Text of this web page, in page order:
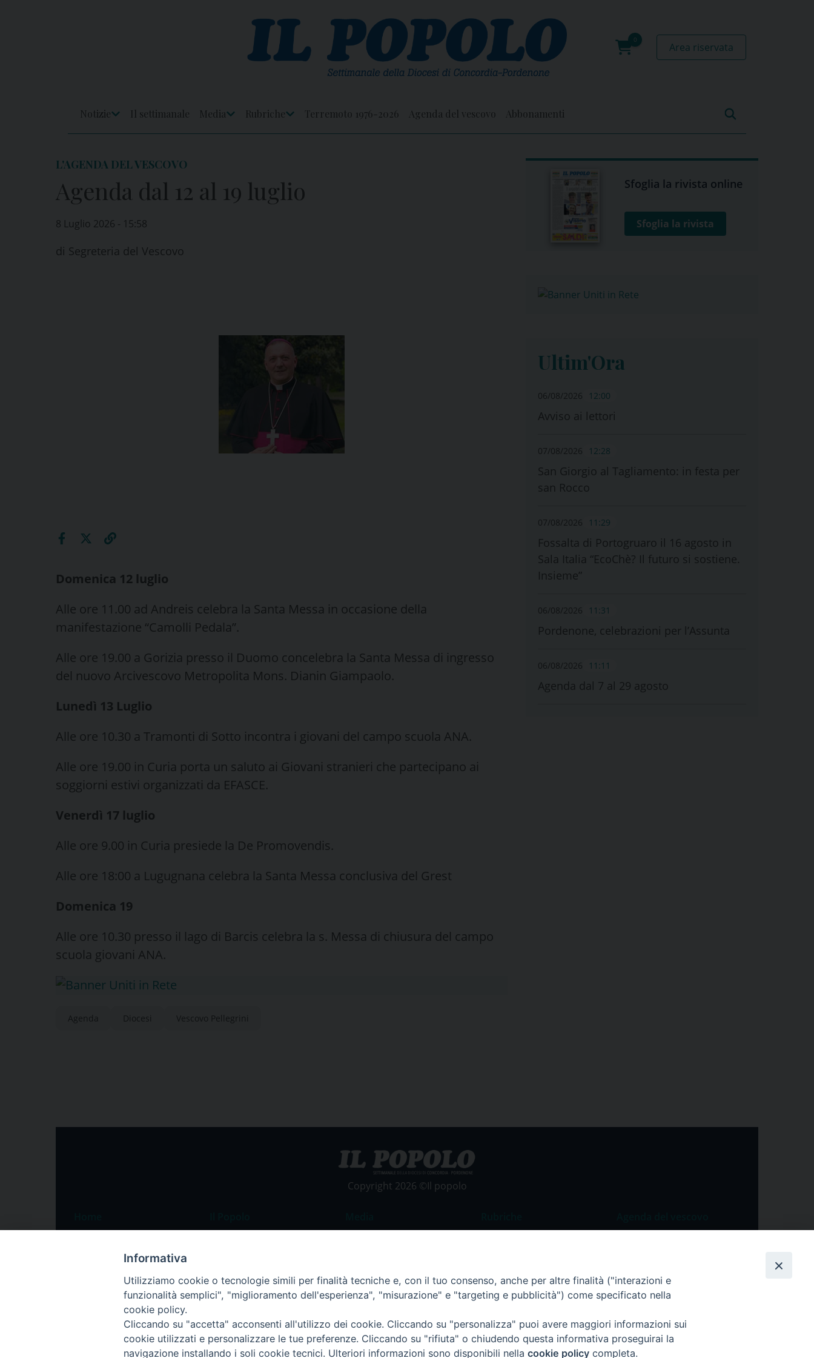
0
Area riservata
Notizie
Il settimanale
Media
Rubriche
Terremoto 1976-2026 Agenda del vescovo Abbonamenti
L'AGENDA DEL VESCOVO
Agenda dal 12 al 19 luglio
8 Luglio 2026 - 15:58
di Segreteria del Vescovo
Domenica 12 luglio
Alle ore 11.00 ad Andreis celebra la Santa Messa in occasione della
manifestazione “Camolli Pedala”.
Alle ore 19.00 a Gorizia presso il Duomo concelebra la Santa Messa di ingresso
del nuovo Arcivescovo Metropolita Mons. Dianin Giampaolo.
Lunedì 13 Luglio
Alle ore 10.30 a Tramonti di Sotto incontra i giovani del campo scuola ANA.
Alle ore 19.00 in Curia porta un saluto ai Giovani stranieri che partecipano ai
soggiorni estivi organizzati da EFASCE.
Venerdì 17 luglio
Alle ore 9.00 in Curia presiede la De Promovendis.
Alle ore 18:00 a Lugugnana celebra la Santa Messa conclusiva del Grest
Domenica 19
Alle ore 10.30 presso il lago di Barcis celebra la s. Messa di chiusura del campo
scuola giovani ANA.
Agenda Diocesi Vescovo Pellegrini
Sfoglia la rivista online
Sfoglia la rivista
Ultim'Ora
06/08/2026 12:00
Avviso ai lettori
07/08/2026 12:28
San Giorgio al Tagliamento: in festa per
san Rocco
07/08/2026 11:29
Fossalta di Portogruaro il 16 agosto in
Sala Italia “EcoChè? Il futuro si sostiene.
Insieme”
06/08/2026 11:31
Pordenone, celebrazioni per l’Assunta
06/08/2026 11:11
Agenda dal 7 al 29 agosto
Copyright 2026 ©Il popolo
Pordenone
Portogruaro
Friuli Occidentale
Veneto Orientale
La redazione
Pubblicità
Costume e Società
Apostolato della Preghiera
Parrocchie
Regione FVG
Informativa
Utilizziamo cookie o tecnologie simili per finalità tecniche e, con il tuo consenso, anche per altre finalità ("interazioni e
funzionalità semplici", "miglioramento dell'esperienza", "misurazione" e "targeting e pubblicità") come specificato nella
cookie policy.
Cliccando su "accetta" acconsenti all'utilizzo dei cookie. Cliccando su "personalizza" puoi avere maggiori informazioni sui
cookie utilizzati e personalizzare le tue preferenze. Cliccando su "rifiuta" o chiudendo questa informativa proseguirai la
navigazione installando i soli cookie tecnici. Ulteriori informazioni sono disponibili nella cookie policy completa.